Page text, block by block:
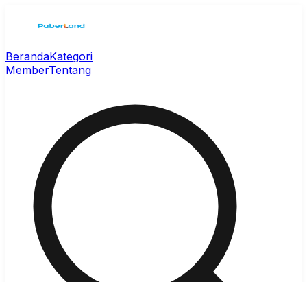
BerandaKategori
MemberTentang